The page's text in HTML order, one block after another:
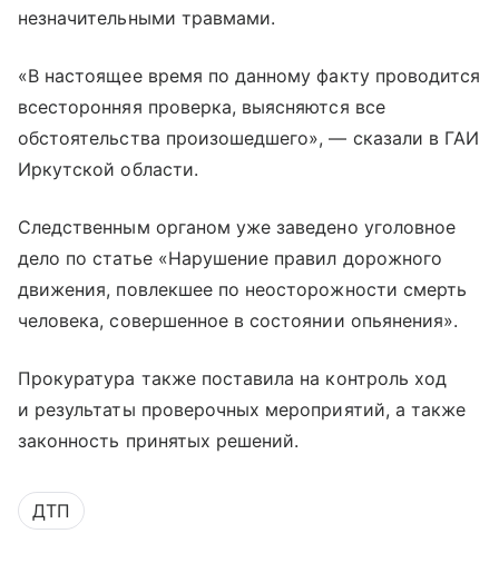
незначительными травмами.
«В настоящее время по данному факту проводится
всесторонняя проверка, выясняются все
обстоятельства произошедшего», — сказали в ГАИ
Иркутской области.
Следственным органом уже заведено уголовное
дело по статье «Нарушение правил дорожного
движения, повлекшее по неосторожности смерть
человека, совершенное в состоянии опьянения».
Прокуратура также поставила на контроль ход
и результаты проверочных мероприятий, а также
законность принятых решений.
ДТП